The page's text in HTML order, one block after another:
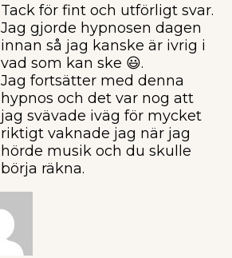
Tack för fint och utförligt svar.
Jag gjorde hypnosen dagen
innan så jag kanske är ivrig i
vad som kan ske 😃.
Jag fortsätter med denna
hypnos och det var nog att
jag svävade iväg för mycket
riktigt vaknade jag när jag
hörde musik och du skulle
börja räkna.